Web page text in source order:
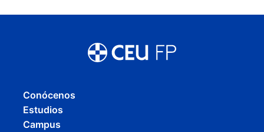
Conócenos
Estudios
Campus